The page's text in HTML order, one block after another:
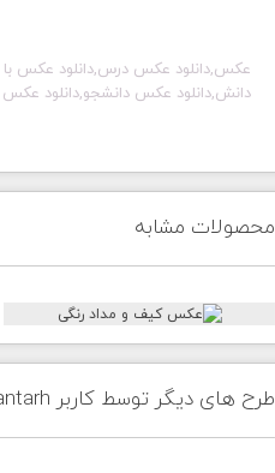
عکس,دانلود عکس درس,دانلود عکس
دانش,دانلود عکس دانشجو,دانلود
محصولات مشابه
طرح های دیگر توسط کاربر mihantarh